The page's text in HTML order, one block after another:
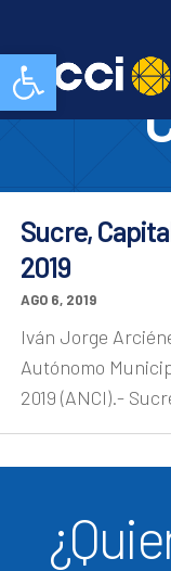
Abrir barra de
Sucre,
2019
AGO 6, 2019
Iván Jorge
Autónomo
2019 (ANCI).-